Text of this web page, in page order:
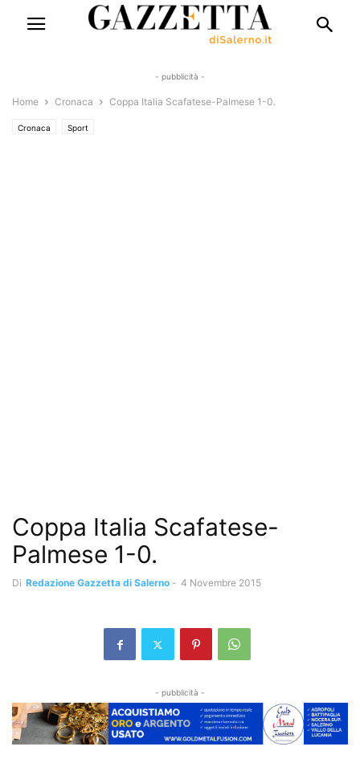
- pubblicità -
Home Cronaca Coppa Italia Scafatese-Palmese 1-0.
Cronaca Sport
Coppa Italia Scafatese-
Palmese 1-0.
Di Redazione Gazzetta di Salerno - 4 Novembre 2015
- pubblicità -